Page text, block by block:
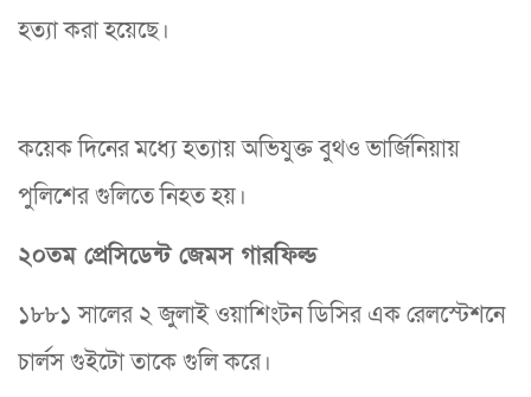
হত্যা করা হয়েছে।
কয়েক দিনের মধ্যে হত্যায় অভিযুক্ত বুথও ভার্জিনিয়ায়
পুলিশের গুলিতে নিহত হয়।
২০তম প্রেসিডেন্ট জেমস গারফিল্ড
১৮৮১ সালের ২ জুলাই ওয়াশিংটন ডিসির এক রেলস্টেশনে
চার্লস গুইটো তাকে গুলি করে।